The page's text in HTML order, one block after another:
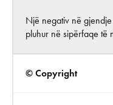
Një negativ në
pluhur në sipërfaqe të
© Copyright